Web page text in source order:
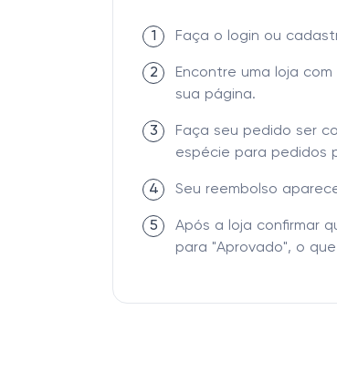
1 Faça o login ou
2
Encontre uma loja
sua página.
3
Faça seu pedido ser
espécie para pedidos
4 Seu reembolso
5
Após a loja confirmar
para "Aprovado", o